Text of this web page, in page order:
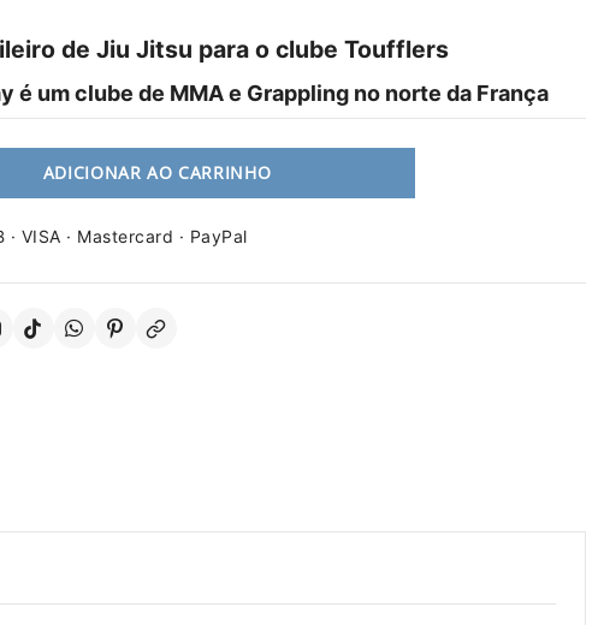
de Jiu Jitsu para o clube Toufflers
é um clube de MMA e Grappling no norte da França
ADICIONAR AO CARRINHO
· VISA · Mastercard · PayPal